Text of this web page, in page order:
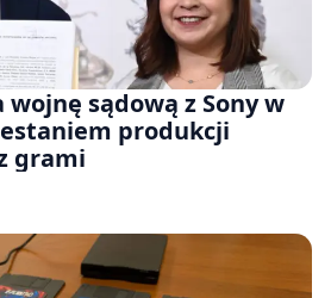
sądową z Sony w
produkcji
grami